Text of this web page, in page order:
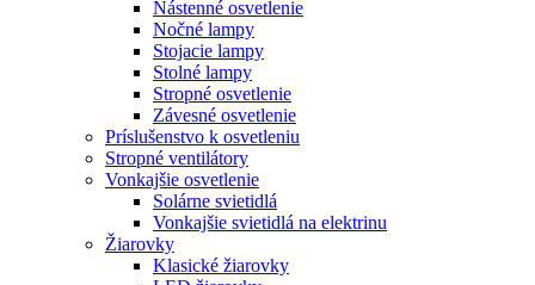
Nástenné osvetlenie
Nočné lampy
Stojacie lampy
Stolné lampy
Stropné osvetlenie
Závesné osvetlenie
Príslušenstvo k osvetleniu
Stropné ventilátory
Vonkajšie osvetlenie
Solárne svietidlá
Vonkajšie svietidlá na elektrinu
Žiarovky
Klasické žiarovky